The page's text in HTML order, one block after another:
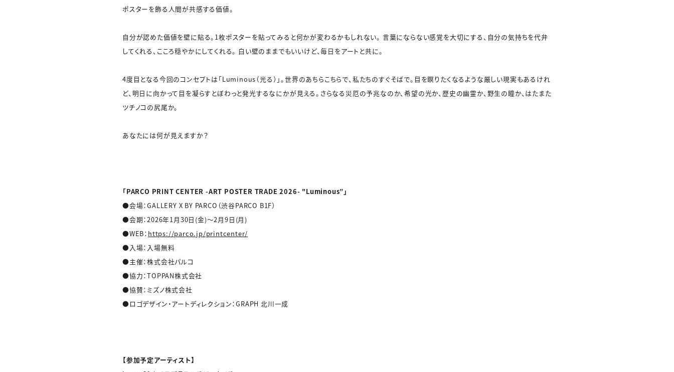
ポスターを飾る人間が共感する価値。
自分が認めた価値を壁に貼る。1枚ポスターを貼ってみると何かが変わるかもしれない。 言葉にならない感覚を大切にする、自分の気持ちを代弁
してくれる、こころ穏やかにしてくれる。 白い壁のままでもいいけど、毎日をアートと共に。
4度目となる今回のコンセプトは「Luminous（光る）」。世界のあちらこちらで、私たちのすぐそばで。目を瞑りたくなるような厳しい現実もあるけれ
ど、明日に向かって目を凝らすとぼわっと発光するなにかが見える。さらなる災厄の予兆なのか、希望の光か、歴史の幽霊か、野生の瞳か、はたまた
ツチノコの尻尾か。
あなたには何が見えますか？
「PARCO PRINT CENTER -ART POSTER TRADE 2026- "Luminous”」
●会場：GALLERY X BY PARCO（渋谷PARCO B1F）
●会期：2026年1月30日(金)～2月9日(月)
●WEB： https://parco.jp/printcenter/
●入場：入場無料
●主催：株式会社パルコ
●協力：TOPPAN株式会社
●協賛：ミズノ株式会社
●ロゴデザイン・アートディレクション：GRAPH 北川一成
【参加予定アーティスト】